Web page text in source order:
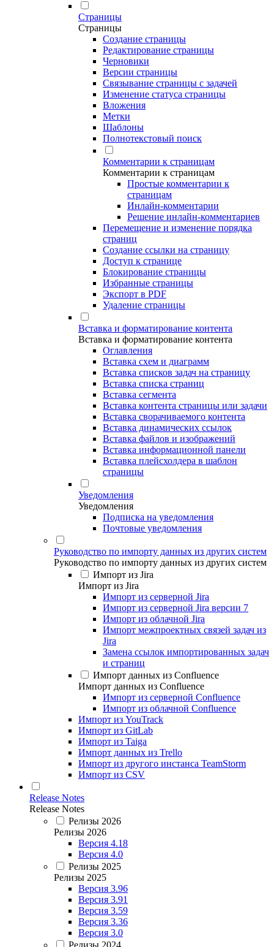
Страницы
Страницы
Создание страницы
Редактирование страницы
Черновики
Версии страницы
Связывание страницы с задачей
Изменение статуса страницы
Вложения
Метки
Шаблоны
Полнотекстовый поиск
Комментарии к страницам
Комментарии к страницам
Простые комментарии к
страницам
Инлайн-комментарии
Решение инлайн-комментариев
Перемещение и изменение порядка
страниц
Создание ссылки на страницу
Доступ к странице
Блокирование страницы
Избранные страницы
Экспорт в PDF
Удаление страницы
Вставка и форматирование контента
Вставка и форматирование контента
Оглавления
Вставка схем и диаграмм
Вставка списков задач на страницу
Вставка списка страниц
Вставка сегмента
Вставка контента страницы или задачи
Вставка сворачиваемого контента
Вставка динамических ссылок
Вставка файлов и изображений
Вставка информационной панели
Вставка плейсхолдера в шаблон
страницы
Уведомления
Уведомления
Подписка на уведомления
Почтовые уведомления
Руководство по импорту данных из других систем
Руководство по импорту данных из других систем
Импорт из Jira
Импорт из Jira
Импорт из серверной Jira
Импорт из серверной Jira версии 7
Импорт из облачной Jira
Импорт межпроектных связей задач из
Jira
Замена ссылок импортированных задач
и страниц
Импорт данных из Confluence
Импорт данных из Confluence
Импорт из серверной Confluence
Импорт из облачной Confluence
Импорт из YouTrack
Импорт из GitLab
Импорт из Taiga
Импорт данных из Trello
Импорт из другого инстанса TeamStorm
Импорт из CSV
Release Notes
Release Notes
Релизы 2026
Релизы 2026
Версия 4.18
Версия 4.0
Релизы 2025
Релизы 2025
Версия 3.96
Версия 3.91
Версия 3.59
Версия 3.36
Версия 3.0